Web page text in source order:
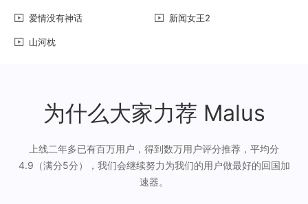
爱情没有神话 新闻女王2
山河枕
为什么大家力荐 Malus
上线二年多已有百万用户，得到数万用户评分推荐，平均分
4.9（满分5分），我们会继续努力为我们的用户做最好的回国加
速器。